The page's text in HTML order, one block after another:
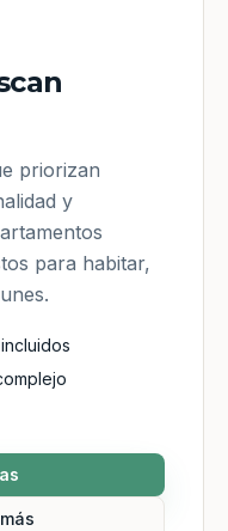
priorizan
y
para habitar,